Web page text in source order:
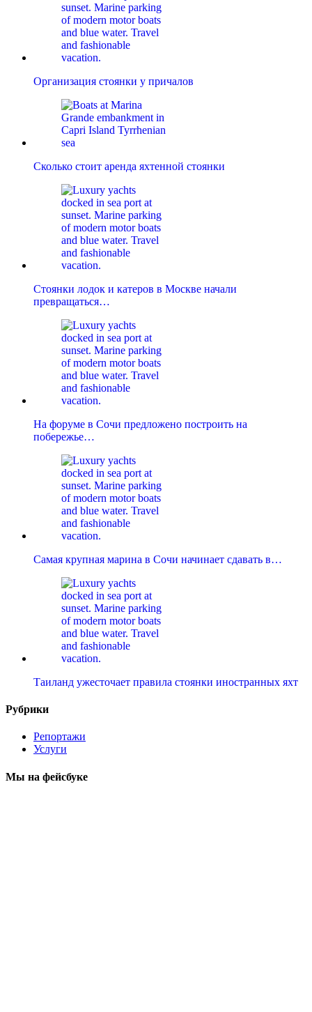
Организация стоянки у причалов
Сколько стоит аренда яхтенной стоянки
Стоянки лодок и катеров в Москве начали
превращаться…
На форуме в Сочи предложено построить на
побережье…
Самая крупная марина в Сочи начинает сдавать в…
Таиланд ужесточает правила стоянки иностранных яхт
Рубрики
Репортажи
Услуги
Мы на фейсбуке